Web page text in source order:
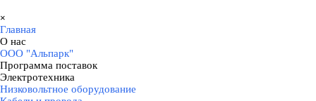
×
Главная
О нас
ООО "Альпарк"
Программа поставок
Электротехника
Низковольтное оборудование